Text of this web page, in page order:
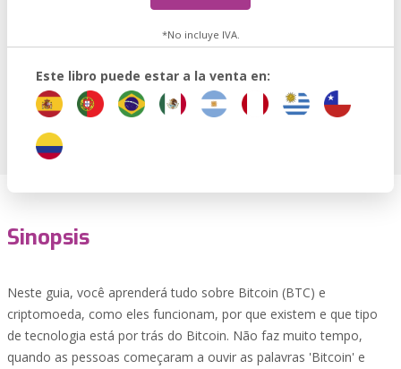
*No incluye IVA.
Este libro puede estar a la venta en:
Sinopsis
Neste guia, você aprenderá tudo sobre Bitcoin (BTC) e
criptomoeda, como eles funcionam, por que existem e que tipo
de tecnologia está por trás do Bitcoin. Não faz muito tempo,
quando as pessoas começaram a ouvir as palavras 'Bitcoin' e